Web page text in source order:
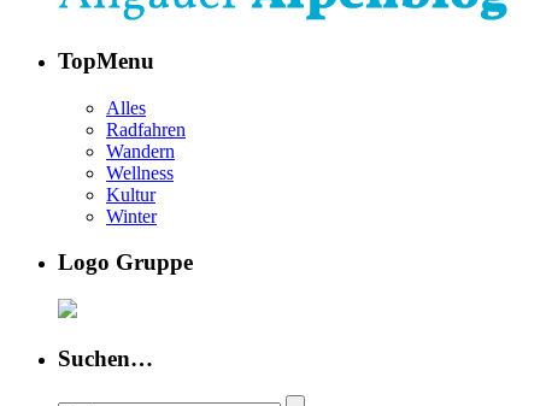
TopMenu
Alles
Radfahren
Wandern
Wellness
Kultur
Winter
Logo Gruppe
Suchen…